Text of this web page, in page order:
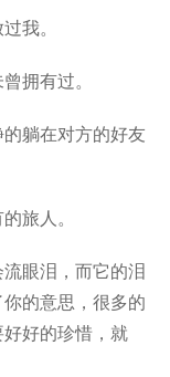
我。
拥有过。
躺在对方的好友
旅人。
眼泪，而它的泪
的意思，很多的
好的珍惜，就